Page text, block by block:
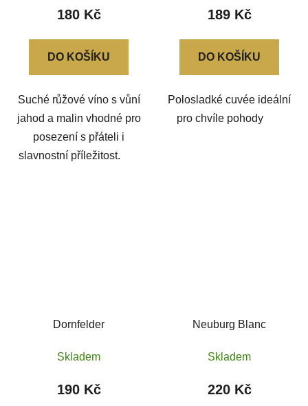
180 Kč
DO KOŠÍKU
Suché růžové víno s vůní
jahod a malin vhodné pro
posezení s přáteli i
slavnostní příležitost.
189 Kč
DO KOŠÍKU
Polosladké cuvée ideální
pro chvíle pohody
Dornfelder
Skladem
190 Kč
Neuburg Blanc
Skladem
220 Kč